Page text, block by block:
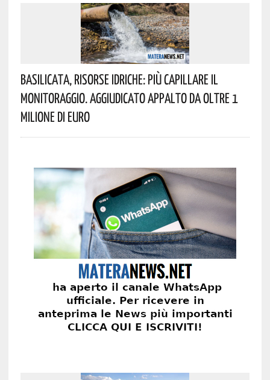
Basilicata, Risorse Idriche: Più Capillare Il
Monitoraggio. Aggiudicato Appalto Da Oltre 1
Milione Di Euro